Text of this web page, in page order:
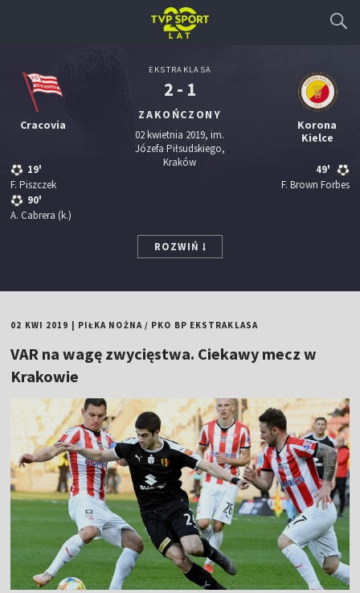
Cracovia
19'
F. Piszczek
90'
A. Cabrera (k.)
EKSTRAKLASA
2 - 1
ZAKOŃCZONY
02 kwietnia 2019, im.
Józefa Piłsudskiego,
Kraków
Korona
Kielce
49'
F. Brown Forbes
ROZWIŃ
02 KWI 2019 PIŁKA NOŻNA/ PKO BP EKSTRAKLASA
VAR na wagę zwycięstwa. Ciekawy mecz w
Krakowie